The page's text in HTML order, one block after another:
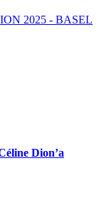
2025 - BASEL
Dion’a